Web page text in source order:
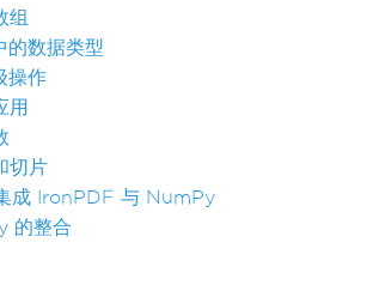
组
数据类型
操作
用
切片
成 IronPDF 与 NumPy
的整合